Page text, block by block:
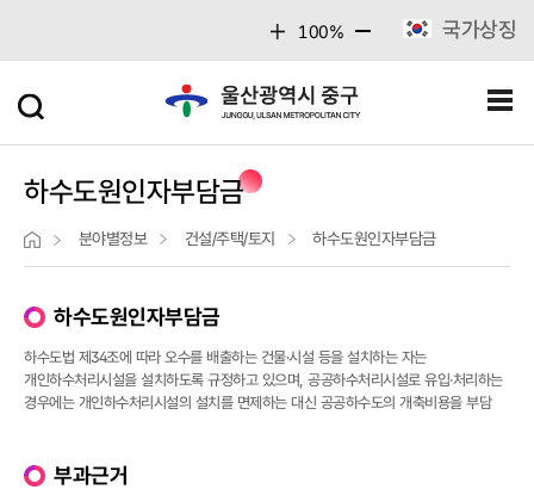
100% 국가상징
하수도원인자부담금
분야별정보 건설/주택/토지 하수도원인자부담금
하수도원인자부담금
하수도법 제34조에 따라 오수를 배출하는 건물·시설 등을 설치하는 자는
개인하수처리시설을 설치하도록 규정하고 있으며, 공공하수처리시설로 유입·처리하는
경우에는 개인하수처리시설의 설치를 면제하는 대신 공공하수도의 개축비용을 부담
부과근거